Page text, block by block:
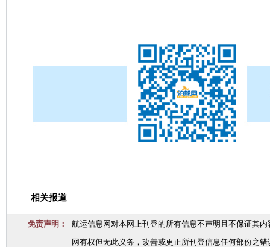
相关报道
免责声明：
航运信息网对本网上刊登的所有信息不声明且不保证其
网有权但无此义务，改善或更正所刊登信息任何部份之错